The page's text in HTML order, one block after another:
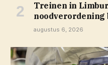
Treinen in
augustus 6, 2026